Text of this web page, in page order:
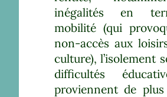
inégalités en
mobilité (qui
non-accès aux
culture), l’isolement
difficultés
proviennent de